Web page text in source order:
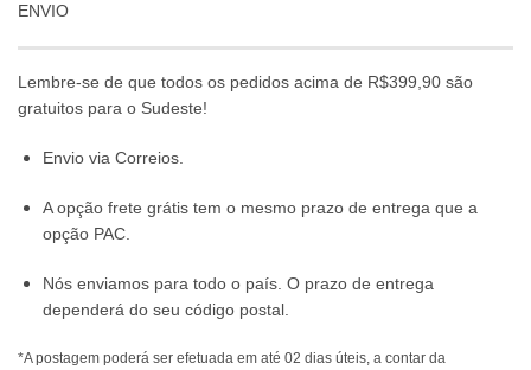
ENVIO
Lembre-se de que todos os pedidos acima de R$399,90 são
gratuitos para o Sudeste!
Envio via Correios.
A opção frete grátis tem o mesmo prazo de entrega que a
opção PAC.
Nós enviamos para todo o país. O prazo de entrega
dependerá do seu código postal.
*A postagem poderá ser efetuada em até 02 dias úteis, a contar da